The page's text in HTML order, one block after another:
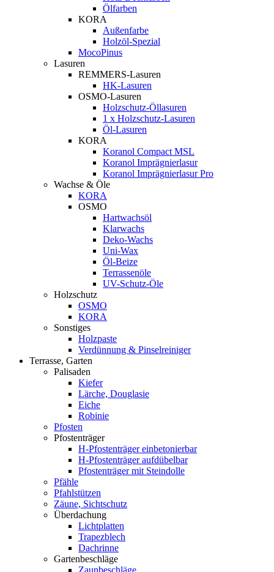
Ölfarben
KORA
Außenfarbe
Holzöl-Spezial
MocoPinus
Lasuren
REMMERS-Lasuren
HK-Lasuren
OSMO-Lasuren
Holzschutz-Öllasuren
1 x Holzschutz-Lasuren
Öl-Lasuren
KORA
Koranol Compact MSL
Koranol Imprägnierlasur
Koranol Imprägnierlasur Pro
Wachse & Öle
KORA
OSMO
Hartwachsöl
Klarwachs
Deko-Wachs
Uni-Wax
Öl-Beize
Terrassenöle
UV-Schutz-Öle
Holzschutz
OSMO
KORA
Sonstiges
Holzpaste
Verdünnung & Pinselreiniger
Terrasse, Garten
Palisaden
Kiefer
Lärche, Douglasie
Eiche
Robinie
Pfosten
Pfostenträger
H-Pfostenträger einbetonierbar
H-Pfostenträger aufdübelbar
Pfostenträger mit Steindolle
Pfähle
Pfahlstützen
Zäune, Sichtschutz
Überdachung
Lichtplatten
Trapezblech
Dachrinne
Gartenbeschläge
Zaunbeschläge